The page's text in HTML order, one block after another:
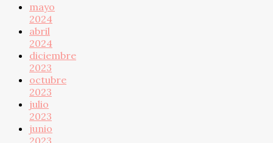
mayo
2024
abril
2024
diciembre
2023
octubre
2023
julio
2023
junio